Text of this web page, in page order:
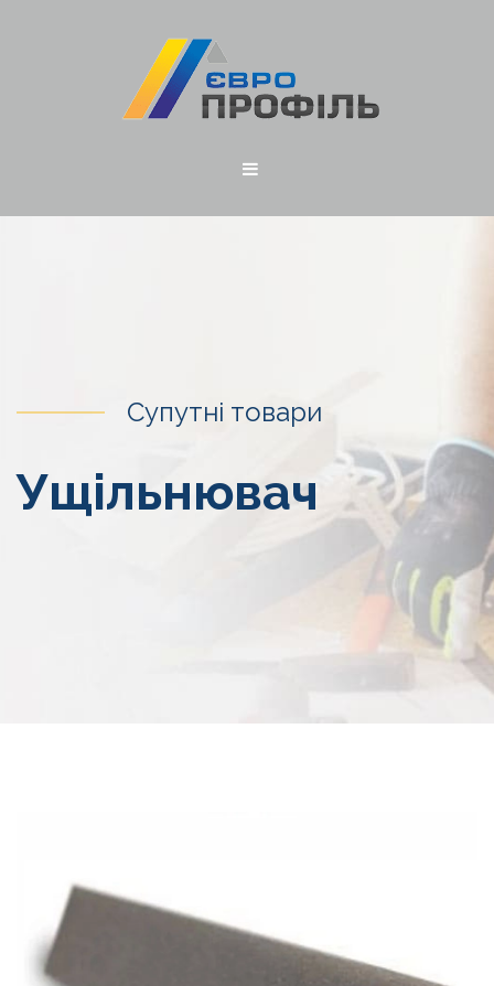
Супутні товари
Ущільнювач